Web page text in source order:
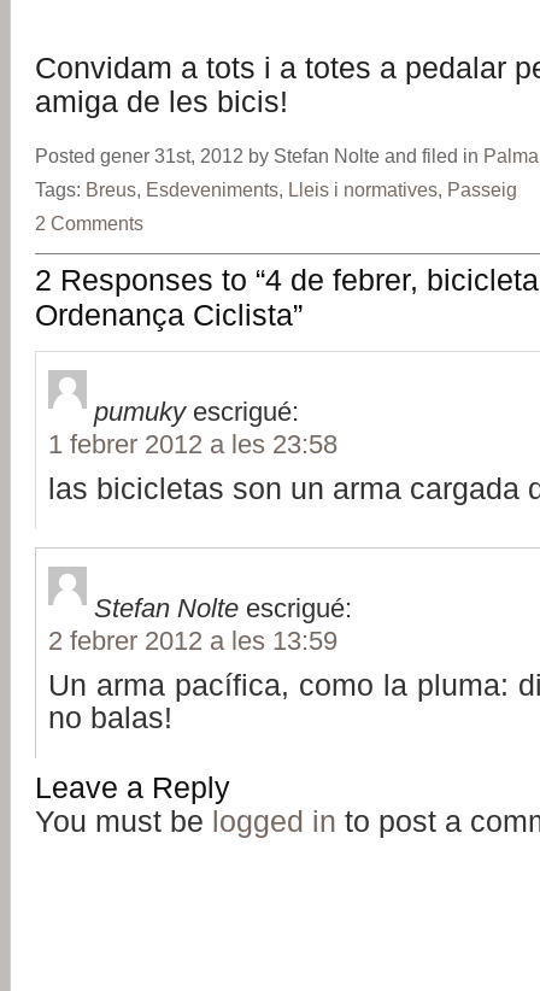
Convidam a tots i a totes a pedalar
amiga de les bicis!
Posted gener 31st, 2012 by Stefan Nolte and filed in Palma
Tags: Breus, Esdeveniments, Lleis i normatives, Passeig
2 Comments
2 Responses to “4 de febrer,
Ordenança Ciclista”
pumuky escrigué:
1 febrer 2012 a les 23:58
las bicicletas son un arma cargada
Stefan Nolte escrigué:
2 febrer 2012 a les 13:59
Un arma pacífica, como la pluma:
no balas!
Leave a Reply
You must be logged in to post a